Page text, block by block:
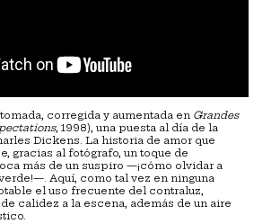
corregida y aumentada en Grandes
, 1998), una puesta al día de la
Dickens. La historia de amor que
gracias al fotógrafo, un toque de
más de un suspiro —¡cómo olvidar a
Aquí, como tal vez en ninguna
el uso frecuente del contraluz,
calidez a la escena, además de un aire